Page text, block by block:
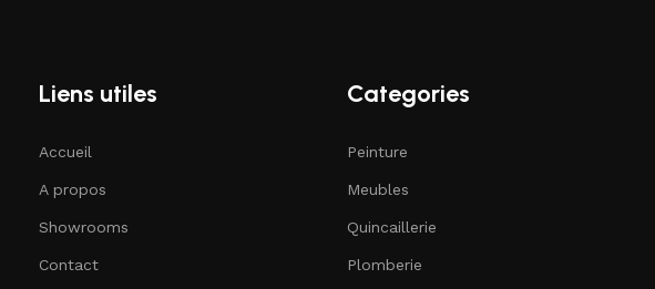
Liens utiles
Accueil
A propos
Showrooms
Contact
Categories
Peinture
Meubles
Quincaillerie
Plomberie